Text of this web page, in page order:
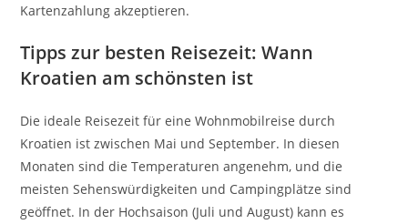
Kartenzahlung akzeptieren.
Tipps zur besten Reisezeit: Wann
Kroatien am schönsten ist
Die ideale Reisezeit für eine Wohnmobilreise durch
Kroatien ist zwischen Mai und September. In diesen
Monaten sind die Temperaturen angenehm, und die
meisten Sehenswürdigkeiten und Campingplätze sind
geöffnet. In der Hochsaison (Juli und August) kann es